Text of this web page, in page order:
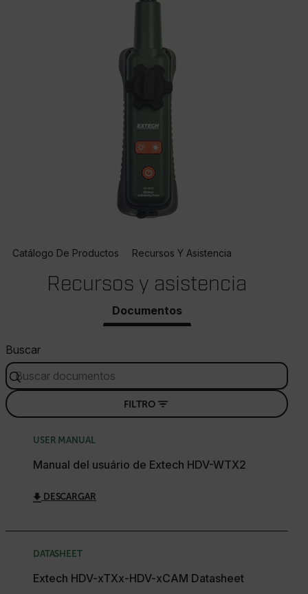
Catálogo De Productos Recursos Y Asistencia
Recursos y asistencia
Documentos
Buscar
FILTRO
USER MANUAL
Manual del usuário de Extech HDV-WTX2
DESCARGAR
DATASHEET
Extech HDV-xTXx-HDV-xCAM Datasheet